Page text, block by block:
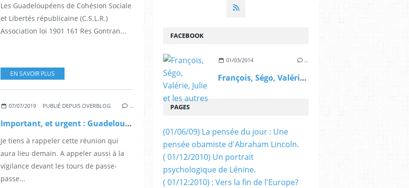
Les Guadeloupéens de Cohésion Sociale
et Libertés républicaine (C.S.L.R.)
Association loi 1901 161 Res Gontran...
EN SAVOIR PLUS
07/07/2019 PUBLIÉ DEPUIS OVERBLOG …
Important, et urgent : Guadeloupéens, restons vigilants : MM. Macron et Philippe réunissent lundi les Outre-mer pour favoriser leur développement.
Je tiens à rappeler cette réunion qui
aura lieu demain. A appeler aussi à la
vigilance devant les tours de passe-
passe...
FACEBOOK
01/03/2014 …
François, Ségo, Valérie, Julie et les autres
PAGES
(01/06/09) La pensée du jour : Une
pensée obamiste d'Abraham Lincoln.
( 01/12/2010) Un portrait
psychologique de Lénine.
( 01/12:2010) : Vers la fin de l'Europe?